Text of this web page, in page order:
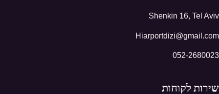
Shenkin 16, Tel Aviv
Hiarportdizi@gmail.com
052-2680023
שירות לקוחות